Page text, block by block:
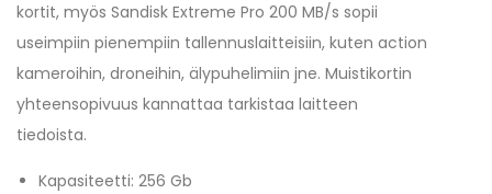
kortit, myös Sandisk Extreme Pro 200 MB/s sopii
useimpiin pienempiin tallennuslaitteisiin, kuten action
kameroihin, droneihin, älypuhelimiin jne. Muistikortin
yhteensopivuus kannattaa tarkistaa laitteen
tiedoista.
Kapasiteetti: 256 Gb